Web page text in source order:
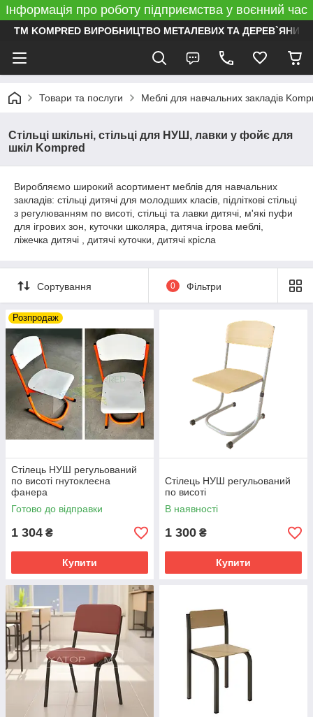
Інформація про роботу підприємства у воєнний час
ТМ KOMPRED ВИРОБНИЦТВО МЕТАЛЕВИХ ТА ДЕРЕВ`ЯНИХ
Товари та послуги Меблі для навчальних закладів
Стільці шкільні, стільці для НУШ, лавки у фойє для
шкіл Kompred
Виробляємо широкий асортимент меблів для навчальних
закладів: стільці дитячі для молодших класів, підліткові стільці
з регулюванням по висоті, стільці та лавки дитячі, м'які пуфи
для ігрових зон, куточки школяра, дитяча ігрова меблі,
ліжечка дитячі , дитячі куточки, дитячі крісла
Сортування 0 Фільтри
Розпродаж
Стілець НУШ регульований
по висоті гнутоклеєна
фанера
Готово до відправки
1 304 ₴
Купити
Стілець НУШ регульований
по висоті
В наявності
1 300 ₴
Купити